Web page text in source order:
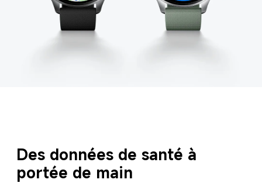
Des données de santé à
portée de main